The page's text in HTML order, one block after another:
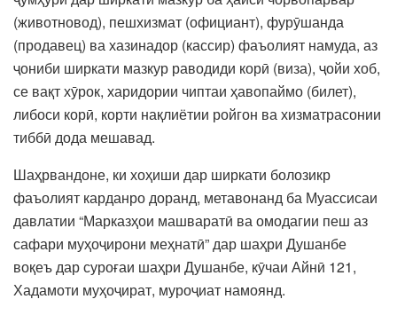
(животновод), пешхизмат (официант), фурӯшанда
(продавец) ва хазинадор (кассир) фаъолият намуда, аз
ҷониби ширкати мазкур раводиди корӣ (виза), ҷойи хоб,
се вақт хӯрок, харидории чиптаи ҳавопаймо (билет),
либоси корӣ, корти нақлиётии ройгон ва хизматрасонии
тиббӣ дода мешавад.
Шаҳрвандоне, ки хоҳиши дар ширкати болозикр
фаъолият карданро доранд, метавонанд ба Муассисаи
давлатии “Марказҳои машваратӣ ва омодагии пеш аз
сафари муҳоҷирони меҳнатӣ” дар шаҳри Душанбе
воқеъ дар суроғаи шаҳри Душанбе, кӯчаи Айнӣ 121,
Хадамоти муҳоҷират, муроҷиат намоянд.